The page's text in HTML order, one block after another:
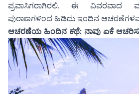
ಪ್ರವಾಸಿಗರಾಗಿರಲಿ. ಈ ವಿವರವಾದ
ಪುರಾಣಗಳಿಂದ ಹಿಡಿದು ಇಂದಿನ
ಆಚರಣೆಯ ಹಿಂದಿನ ಕಥೆ: ನಾವು ಏಕೆ